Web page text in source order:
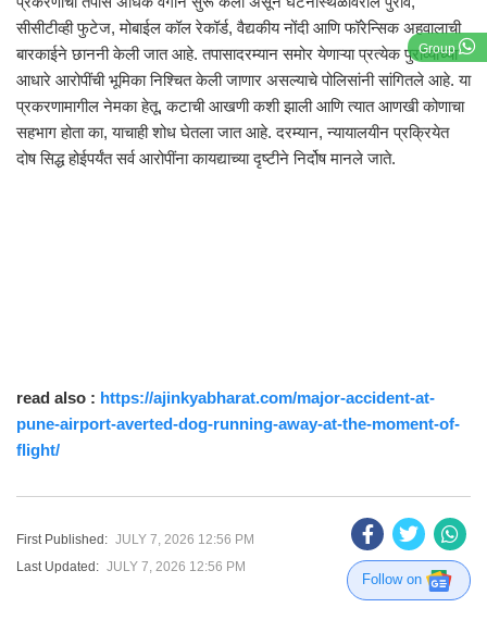
Group
सीसीटीव्ही फुटेज, मोबाईल कॉल रेकॉर्ड, वैद्यकीय नोंदी आणि फॉरेन्सिक अहवालाची
बारकाईने छाननी केली जात आहे. तपासादरम्यान समोर येणाऱ्या प्रत्येक पुराव्याच्या
आधारे आरोपींची भूमिका निश्चित केली जाणार असल्याचे पोलिसांनी सांगितले आहे. या
प्रकरणामागील नेमका हेतू, कटाची आखणी कशी झाली आणि त्यात आणखी कोणाचा
सहभाग होता का, याचाही शोध घेतला जात आहे. दरम्यान, न्यायालयीन प्रक्रियेत
दोष सिद्ध होईपर्यंत सर्व आरोपींना कायद्याच्या दृष्टीने निर्दोष मानले जाते.
read also : https://ajinkyabharat.com/major-accident-at-
pune-airport-averted-dog-running-away-at-the-moment-of-
flight/
First Published: JULY 7, 2026 12:56 PM
Last Updated: JULY 7, 2026 12:56 PM
Follow on